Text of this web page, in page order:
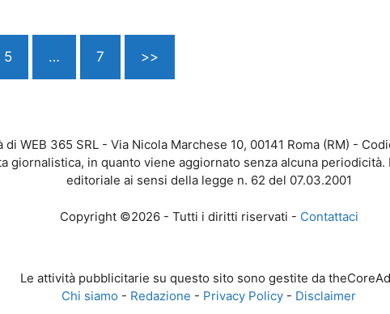
5 … 7 >>
WEB 365 SRL - Via Nicola Marchese 10, 00141 Roma (RM) -
giornalistica, in quanto viene aggiornato senza alcuna
editoriale ai sensi della legge n. 62 del 07.03.2001
Copyright ©2026 - Tutti i diritti riservati - Contattaci
Le attività pubblicitarie su questo sito sono gestite da
Chi siamo - Redazione - Privacy Policy - Disclaimer